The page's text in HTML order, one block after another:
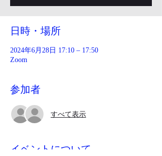
日時・場所
2024年6月28日 17:10 – 17:50
Zoom
参加者
すべて表示
イベントについて